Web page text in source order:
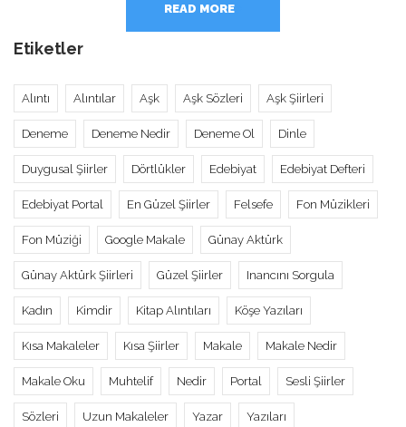
READ MORE
Etiketler
Alıntı Alıntılar Aşk Aşk Sözleri Aşk Şiirleri
Deneme Deneme Nedir Deneme Ol Dinle
Duygusal Şiirler Dörtlükler Edebiyat Edebiyat Defteri
Edebiyat Portal En Güzel Şiirler Felsefe Fon Müzikleri
Fon Müziği Google Makale Günay Aktürk
Günay Aktürk Şiirleri Güzel Şiirler Inancını Sorgula
Kadın Kimdir Kitap Alıntıları Köşe Yazıları
Kısa Makaleler Kısa Şiirler Makale Makale Nedir
Makale Oku Muhtelif Nedir Portal Sesli Şiirler
Sözleri Uzun Makaleler Yazar Yazıları